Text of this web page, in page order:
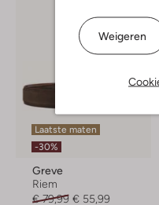
Weigeren
Laatste maten
-30%
Greve
Riem
€ 79,99 € 55,99